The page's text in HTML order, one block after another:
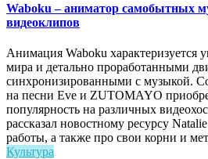
Waboku – аниматор самобытных
видеоклипов
Анимация Waboku характеризуется
мира и детально проработанными
синхронизированными с музыкой.
на песни Eve и ZUTOMAYO
популярность на различных
рассказал новостному ресурсу
работы, а также про свои корни и
Культура